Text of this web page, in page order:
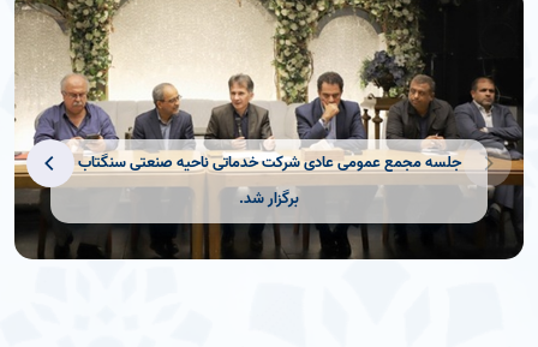
جلسه مجمع عمومی عادی شرکت خدماتی ناحیه صنعتی سنگتاب
برگزار شد.